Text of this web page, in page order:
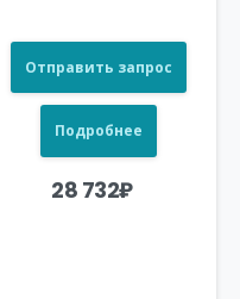
Отправить запрос
Подробнее
28 732₽